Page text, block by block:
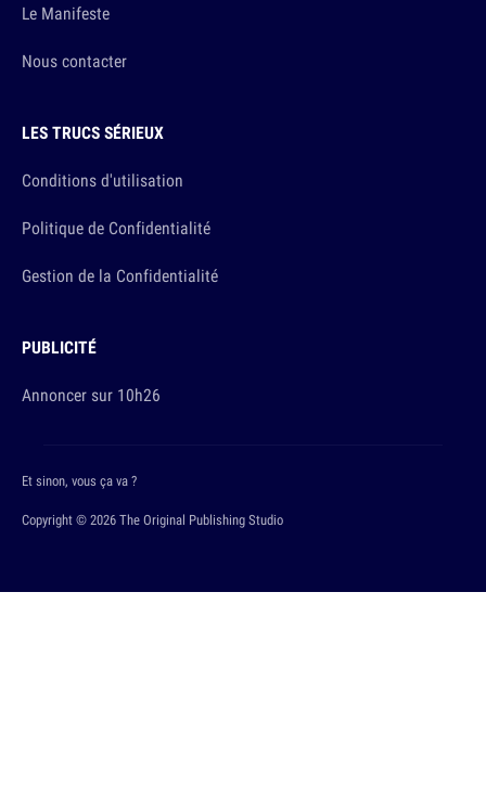
Le Manifeste
Nous contacter
LES TRUCS SÉRIEUX
Conditions d'utilisation
Politique de Confidentialité
Gestion de la Confidentialité
PUBLICITÉ
Annoncer sur 10h26
Copyright © 2026 The Original Publishing Studio
Et sinon, vous ça va ?